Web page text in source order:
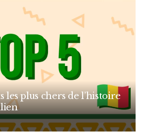
les plus chers de l’histoire